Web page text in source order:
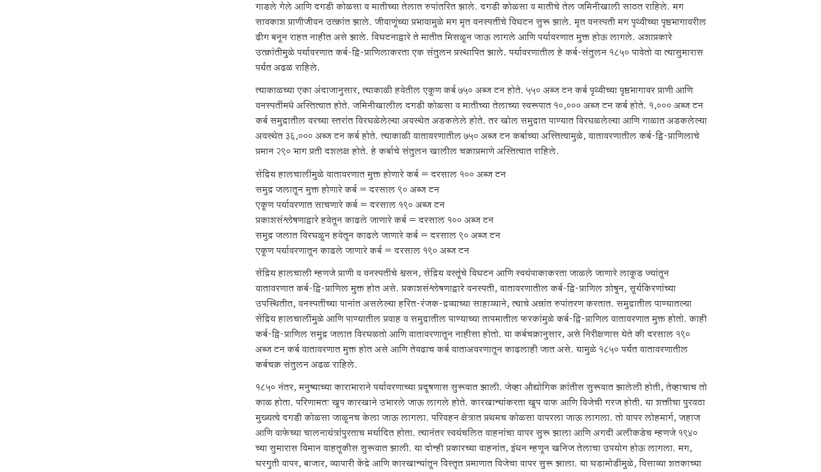
गाडले गेले आणि दगडी कोळसा व मातीच्या तेलात रुपांतरित झाले. दगडी कोळसा व मातीचे तेल जमिनीखाली साठत राहिले. मग
सावकाश प्राणीजीवन उत्क्रांत झाले. जीवाणूंच्या प्रभावामुळे मग मृत वनस्पतींचे विघटन सुरू झाले. मृत वनस्पती मग पृथ्वीच्या पृष्ठभागावरील
ढीग बनून राहत नाहीत असे झाले. विघटनाद्वारे ते मातीत मिसळून जाऊ लागले आणि पर्यावरणात मुक्त होऊ लागले. अशाप्रकारे
उत्क्रांतीमुळे पर्यावरणात कर्ब-द्वि-प्राणिलाकरता एक संतुलन प्रस्थापित झाले. पर्यावरणातील हे कर्ब-संतुलन १८५० पावेतो वा त्यासुमारास
पर्यंत अढळ राहिले.
त्याकाळच्या एका अंदाजानुसार, त्याकाळी हवेतील एकूण कर्ब ७५० अब्ज टन होते. ५५० अब्ज टन कर्ब पृथ्वीच्या पृष्ठभागावर प्राणी आणि
वनस्पतींमधे अस्तित्वात होते. जमिनीखालील दगडी कोळसा व मातीच्या तेलाच्या स्वरूपात १०,००० अब्ज टन कर्ब होते. १,००० अब्ज टन
कर्ब समुद्रातील वरच्या स्तरांत विरघळेलेल्या अवस्थेत अडकलेले होते. तर खोल समुद्रात पाण्यात विरघळलेल्या आणि गाळात अडकलेल्या
अवस्थेत ३६,००० अब्ज टन कर्ब होते. त्याकाळी वातावरणातील ७५० अब्ज टन कर्बाच्या अस्तित्वामुळे, वातावरणातील कर्ब-द्वि-प्राणिलाचे
प्रमान २९० भाग प्रती दशलक्ष होते. हे कर्बाचे संतुलन खालील चक्राप्रमाणे अस्तित्वात राहिले.
सेंद्रिय हालचालींमुळे वातावरणात मुक्त होणारे कर्ब = दरसाल १०० अब्ज टन
समुद्र जलातून मुक्त होणारे कर्ब = दरसाल ९० अब्ज टन
एकूण पर्यावरणात साचणारे कर्ब = दरसाल १९० अब्ज टन
प्रकाशसंश्लेषणाद्वारे हवेतून काढले जाणारे कर्ब = दरसाल १०० अब्ज टन
समुद्र जलात विरघळून हवेतून काढले जाणारे कर्ब = दरसाल ९० अब्ज टन
एकूण पर्यावरणातून काढले जाणारे कर्ब = दरसाल १९० अब्ज टन
सेंद्रिय हालचाली म्हणजे प्राणी व वनस्पतींचे श्वसन, सेंद्रिय वस्तूंचे विघटन आणि स्वयंपाकाकरता जाळले जाणारे लाकूड ज्यांतून
वातावरणात कर्ब-द्वि-प्राणिल मुक्त होत असे. प्रकाशसंश्लेषणाद्वारे वनस्पती, वातावरणातील कर्ब-द्वि-प्राणिल शोषून, सूर्यकिरणांच्या
उपस्थितीत, वनस्पतींच्या पानांत असलेल्या हरित-रंजक-द्रव्याच्या साहाय्याने, त्याचे अन्नांत रुपांतरण करतात. समुद्रातील पाण्यातल्या
सेंद्रिय हालचालींमुळे आणि पाण्यातील प्रवाह व समुद्रातील पाण्याच्या तापमातील फरकांमुळे कर्ब-द्वि-प्राणिल वातावरणात मुक्त होतो. काही
कर्ब-द्वि-प्राणिल समुद्र जलात विरघळतो आणि वातावरणातून नाहीसा होतो. या कर्बचक्रानुसार, असे निरीक्षणास येते की दरसाल १९०
अब्ज टन कर्ब वातावरणात मुक्त होत असे आणि तेवढाच कर्ब वाताअवरणातून काढलाही जात असे. यामुळे १८५० पर्यंत वातावरणातील
कर्बचक्र संतुलन अढळ राहिले.
१८५० नंतर, मनुष्याच्या काराभाराने पर्यावरणाच्या प्रदूषणास सुरूवात झाली. जेव्हा औद्योगिक क्रांतीस सुरूवात झालेली होती, तेव्हाचाच तो
काळ होता. परिणामतः खूप कारखाने उभारले जाऊ लागले होते. कारखान्यांकरता खूप वाफ आणि विजेची गरज होती. या शक्तीचा पुरवठा
मुख्यत्वे दगडी कोळसा जाळूनच केला जाऊ लागला. परिवहन क्षेत्रात प्रथमच कोळसा वापरला जाऊ लागला. तो वापर लोहमार्ग, जहाज
आणि वाफेच्या चालनायंत्रांपुरताच मर्यादित होता. त्यानंतर स्वयंचलित वाहनांचा वापर सुरू झाला आणि अगदी अलीकडेच म्हणजे १९४०
च्या सुमारास विमान वाहतूकीस सुरूवात झाली. या दोन्ही प्रकारच्या वाहनांत, इंधन म्हणून खनिज तेलाचा उपयोग होऊ लागला. मग,
घरगुती वापर, बाजार, व्यापारी केंद्रे आणि कारखान्यांतून विस्तृत प्रमाणात विजेचा वापर सुरू झाला. या घडामोडींमुळे, विसाव्या शतकाच्या